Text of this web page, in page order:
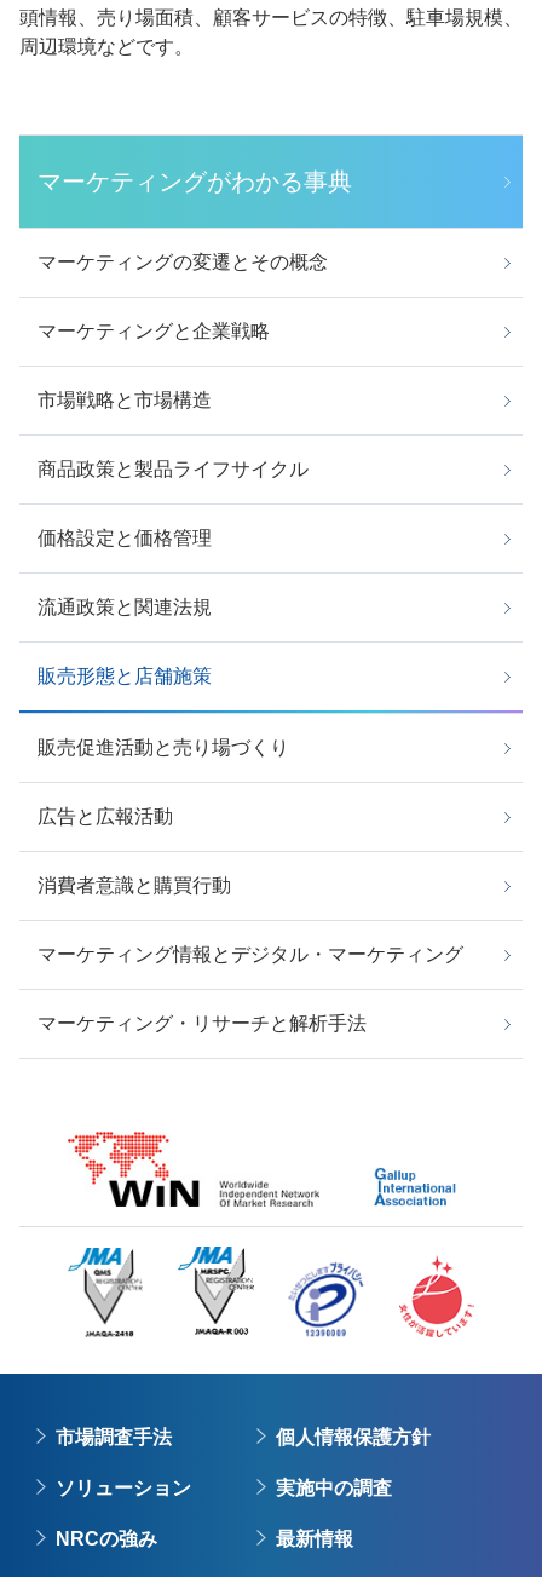
頭情報、売り場面積、顧客サービスの特徴、駐車場規模、
周辺環境などです。
マーケティングがわかる事典
マーケティングの変遷とその概念
マーケティングと企業戦略
市場戦略と市場構造
商品政策と製品ライフサイクル
価格設定と価格管理
流通政策と関連法規
販売形態と店舗施策
販売促進活動と売り場づくり
広告と広報活動
消費者意識と購買行動
マーケティング情報とデジタル・マーケティング
マーケティング・リサーチと解析手法
市場調査手法
ソリューション
NRCの強み
個人情報保護方針
実施中の調査
最新情報